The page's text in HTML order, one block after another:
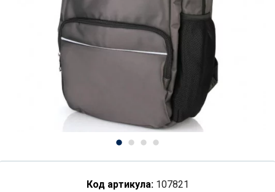
Код артикула: 107821